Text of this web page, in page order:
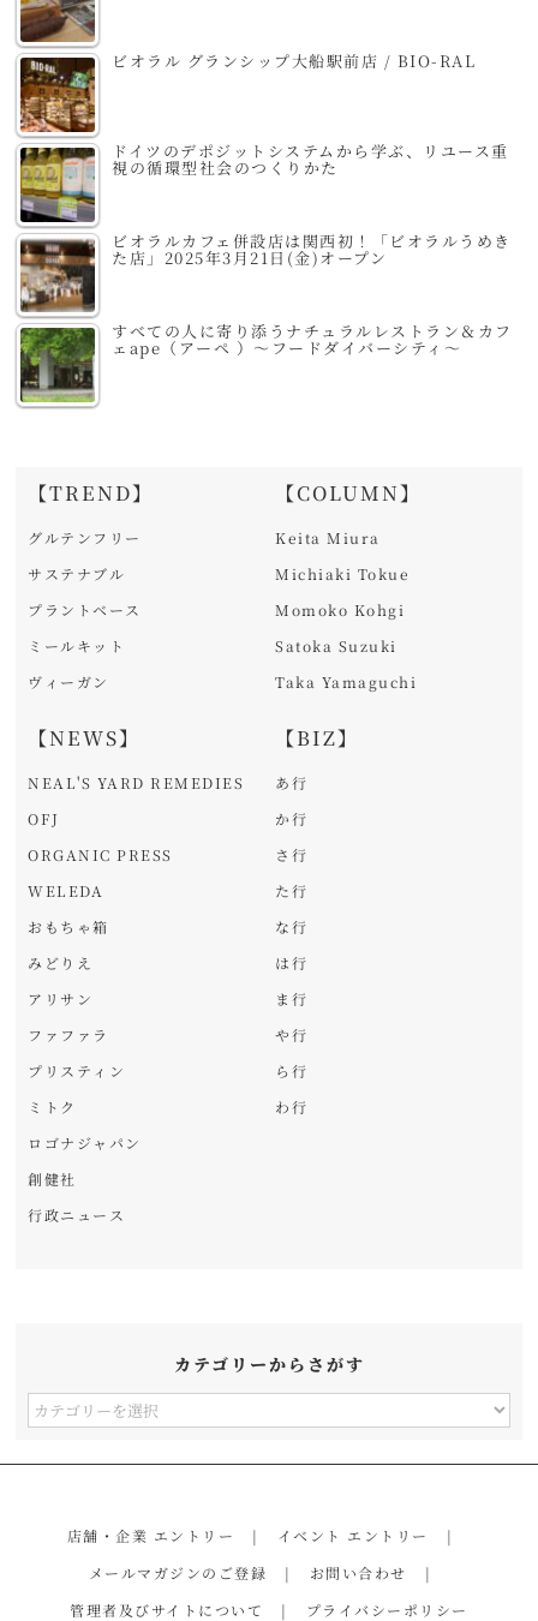
ビオラル グランシップ大船駅前店 / BIO-RAL
ドイツのデポジットシステムから学ぶ、リユース重
視の循環型社会のつくりかた
ビオラルカフェ併設店は関西初！「ビオラルうめき
た店」2025年3月21日(金)オープン
すべての人に寄り添うナチュラルレストラン＆カフ
ェape（アーペ ）～フードダイバーシティ～
【TREND】
グルテンフリー
サステナブル
プラントベース
ミールキット
ヴィーガン
【NEWS】
NEAL'S YARD REMEDIES
OFJ
ORGANIC PRESS
WELEDA
おもちゃ箱
みどりえ
アリサン
ファファラ
プリスティン
ミトク
ロゴナジャパン
創健社
行政ニュース
【COLUMN】
Keita Miura
Michiaki Tokue
Momoko Kohgi
Satoka Suzuki
Taka Yamaguchi
【BIZ】
あ行
か行
さ行
た行
な行
は行
ま行
や行
ら行
わ行
カテゴリーからさがす
カ
店舗・企業 エントリー
イベント エントリー
メールマガジンのご登録
お問い合わせ
管理者及びサイトについて
プライバシーポリシー